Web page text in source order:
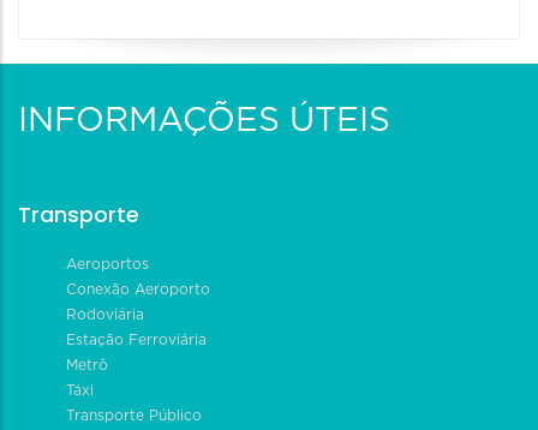
INFORMAÇÕES ÚTEIS
Transporte
Aeroportos
Conexão Aeroporto
Rodoviária
Estação Ferroviária
Metrô
Táxi
Transporte Público